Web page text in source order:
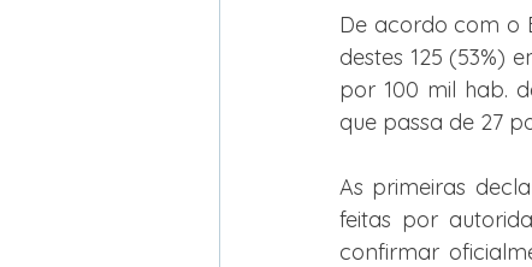
De acordo com o
destes 125 (53%)
por 100 mil hab.
que passa de 27
As primeiras
feitas por
confirmar